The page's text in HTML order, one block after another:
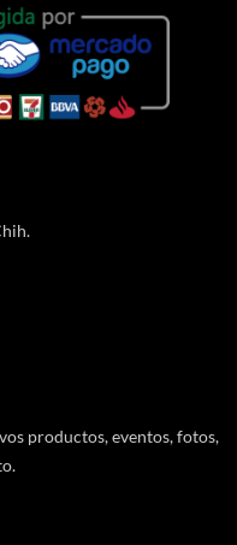
productos, eventos, fotos,